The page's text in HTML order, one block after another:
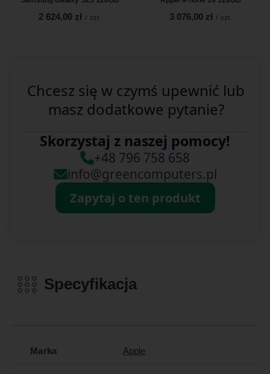
2 624,00 zł / szt. 3 076,00 zł / szt.
Chcesz się w czymś upewnić lub
masz dodatkowe pytanie?
Skorzystaj z naszej pomocy!
+48 796 758 658
info@greencomputers.pl
Zapytaj o ten produkt
Specyfikacja
Marka Apple